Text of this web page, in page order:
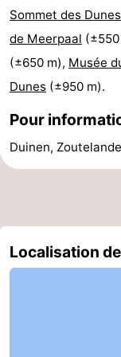
jeux
de
jeux
intérieures
Bowling
Centres
de
bien-
Villages
&
Nature
guidées
Sports
Faire
-
Sommet des
de Meerpaal
(±650 m), Musée
Dunes (±950 m).
Pour
Duinen,
Localisation